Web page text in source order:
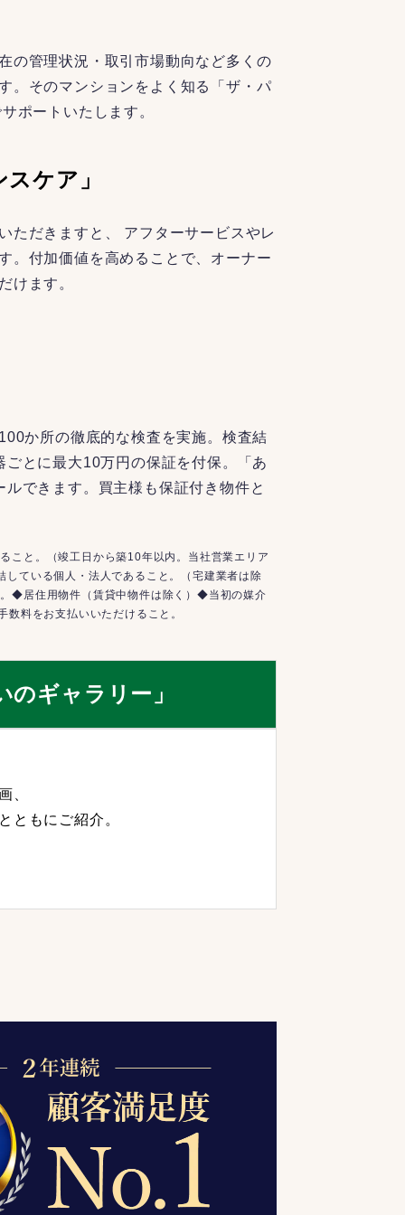
の管理状況・取引市場動向など多くの
。そのマンションをよく知る「ザ・パ
ポートいたします。
ケア」
ただきますと、 アフターサービスやレ
。付加価値を高めることで、オーナー
けます。
か所の徹底的な検査を実施。検査結
とに最大10万円の保証を付保。「あ
できます。買主様も保証付き物件と
こと。（竣工日から築10年以内。当社営業エリア
ている個人・法人であること。（宅建業者は除
◆居住用物件（賃貸中物件は除く）◆当初の媒介
料をお支払いいただけること。
のギャラリー」
、
ともにご紹介。